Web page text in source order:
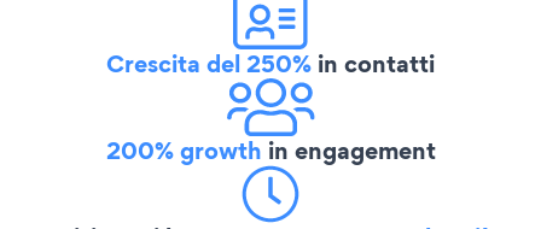
Crescita del 250% in contatti
200% growth in engagement